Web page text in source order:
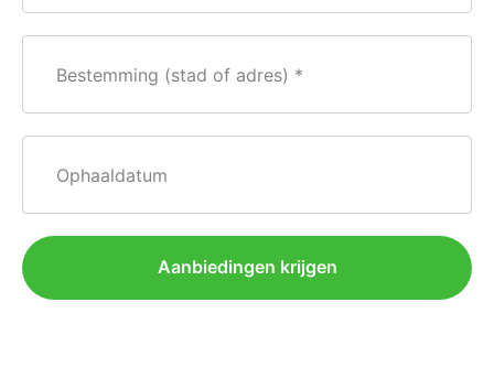
Bestemming (stad of adres)
Ophaaldatum
Aanbiedingen krijgen